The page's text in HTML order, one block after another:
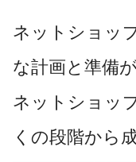
ネットショッ
な計画と準備
ネットショッ
くの段階から